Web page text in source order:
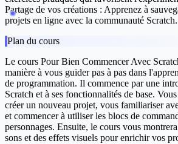
Partage de vos créations : Apprenez à
projets en ligne avec la communauté Scratch.
Plan du cours
Le cours Pour Bien Commencer Avec
manière à vous guider pas à pas dans
de programmation. Il commence par une
Scratch et à ses fonctionnalités de base.
créer un nouveau projet, vous familiariser
et commencer à utiliser les blocs de
personnages. Ensuite, le cours vous
sons et des effets visuels pour enrichir vos